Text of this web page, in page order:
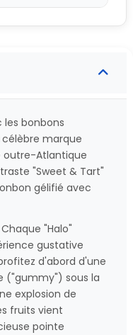
les bonbons
célèbre marque
outre-Atlantique
"Sweet & Tart"
gélifié avec
"Halo"
gustative
d'abord d'une
("gummy") sous la
explosion de
fruits vient
pointe